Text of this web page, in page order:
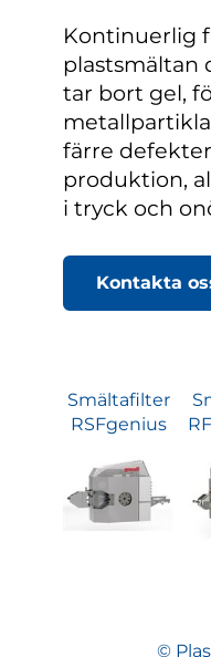
Kontinuerlig
plastsmältan
tar bort gel,
färre
produktion,
i tryck och
Kontakta
Smältafilter
RSFgenius
©